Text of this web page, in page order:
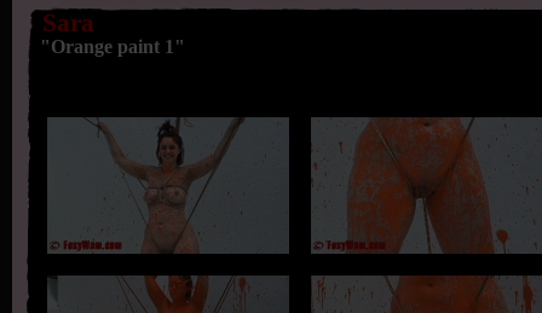
Sara
"Orange paint 1"